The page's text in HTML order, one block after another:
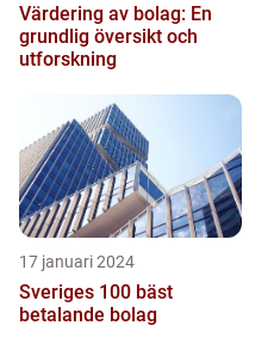
Värdering av bolag: En
grundlig översikt och
utforskning
17 januari 2024
Sveriges 100 bäst
betalande bolag